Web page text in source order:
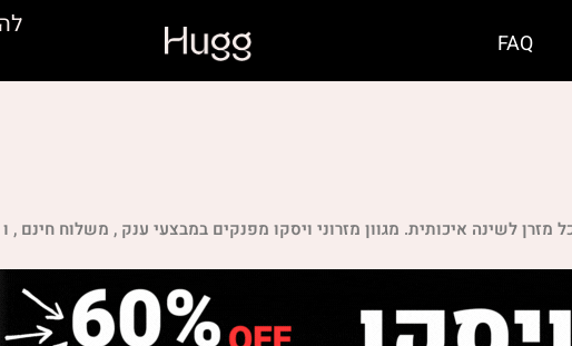
FAQ
איכותית. מגוון מזרוני ויסקו מפנקים במבצעי ענק , משלוח חינם , ו 60 לילות ניסיון.